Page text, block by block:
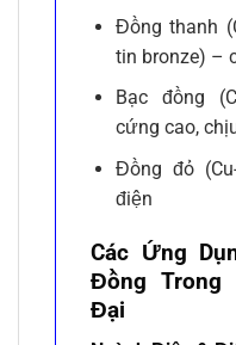
Đồng thanh
tin bronze) –
Bạc đồng
cứng cao,
Đồng đỏ
điện
Các Ứng
Đồng Trong
Đại